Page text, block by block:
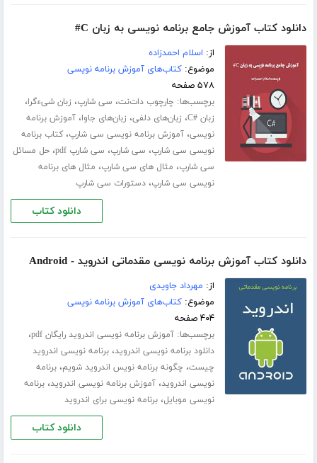
دانلود کتاب آموزش جامع برنامه نویسی به زبان C#
از: اسلام احمدزاده
موضوع:کتاب‌های آموزش برنامه نویسی
۵۷۸ صفحه
برچسب‌ها: چارچوب دات‌نت، سی شارپ، زبان شیءگرا،
زبان #C ، زبان‌های دلفی، زبان‌های جاوا،آموزش برنامه
نویسی،آموزش برنامه نویسی سی شارپ،کتاب برنامه
نویسی سی شارپ، سی شارپ، سی شارپ pdf ،حل مسائل
سی شارپ، مثال های سی شارپ، مثال های برنامه
نویسی سی شارپ،دستورات سی شارپ
دانلود کتاب
دانلود کتاب آموزش برنامه نویسی مقدماتی اندروید - Android
از: مهرداد جاویدی
موضوع:کتاب‌های آموزش برنامه نویسی
۴۰۴ صفحه
برچسب‌ها:آموزش برنامه نویسی اندروید رایگان pdf ،
دانلود برنامه نویسی اندروید،برنامه نویسی اندروید
چیست، چگونه برنامه نویس اندروید شویم،برنامه
نویسی اندروید،آموزش برنامه نویسی اندروید،برنامه
نویسی موبایل،برنامه نویسی برای اندروید
دانلود کتاب